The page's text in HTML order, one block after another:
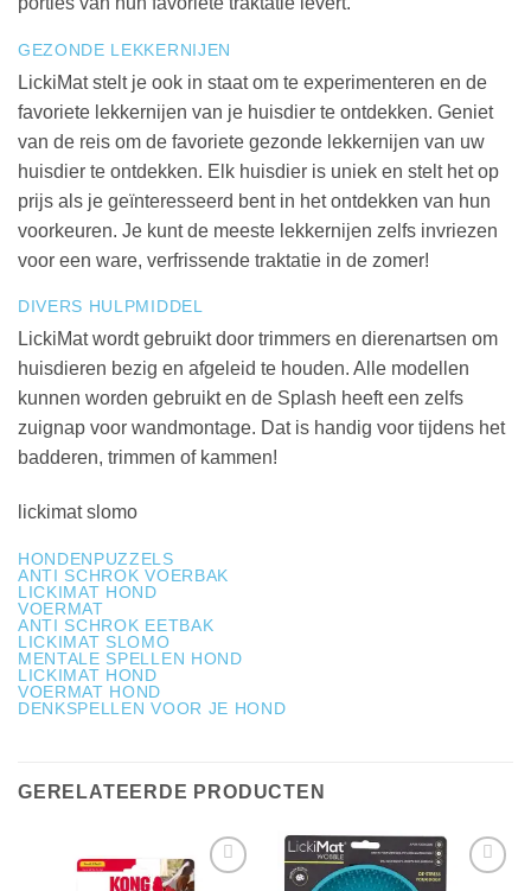
GEZONDE LEKKERNIJEN
LickiMat stelt je ook in staat om te experimenteren en de
favoriete lekkernijen van je huisdier te ontdekken. Geniet
van de reis om de favoriete gezonde lekkernijen van uw
huisdier te ontdekken. Elk huisdier is uniek en stelt het op
prijs als je geïnteresseerd bent in het ontdekken van hun
voorkeuren. Je kunt de meeste lekkernijen zelfs invriezen
voor een ware, verfrissende traktatie in de zomer!
DIVERS HULPMIDDEL
LickiMat wordt gebruikt door trimmers en dierenartsen om
huisdieren bezig en afgeleid te houden. Alle modellen
kunnen worden gebruikt en de Splash heeft een zelfs
zuignap voor wandmontage. Dat is handig voor tijdens het
badderen, trimmen of kammen!
lickimat slomo
HONDENPUZZELS
ANTI SCHROK VOERBAK
LICKIMAT HOND
VOERMAT
ANTI SCHROK EETBAK
LICKIMAT SLOMO
MENTALE SPELLEN HOND
LICKIMAT HOND
VOERMAT HOND
DENKSPELLEN VOOR JE HOND
GERELATEERDE PRODUCTEN